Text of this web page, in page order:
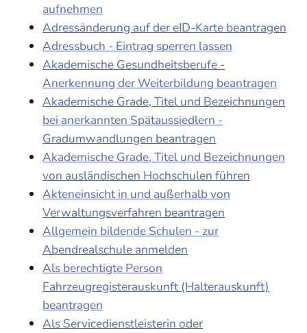
aufnehmen
Adressänderung auf der eID-Karte beantragen
Adressbuch - Eintrag sperren lassen
Akademische Gesundheitsberufe -
Anerkennung der Weiterbildung beantragen
Akademische Grade, Titel und Bezeichnungen
bei anerkannten Spätaussiedlern -
Gradumwandlungen beantragen
Akademische Grade, Titel und Bezeichnungen
von ausländischen Hochschulen führen
Akteneinsicht in und außerhalb von
Verwaltungsverfahren beantragen
Allgemein bildende Schulen - zur
Abendrealschule anmelden
Als berechtigte Person
Fahrzeugregisterauskunft (Halterauskunft)
beantragen
Als Servicedienstleisterin oder